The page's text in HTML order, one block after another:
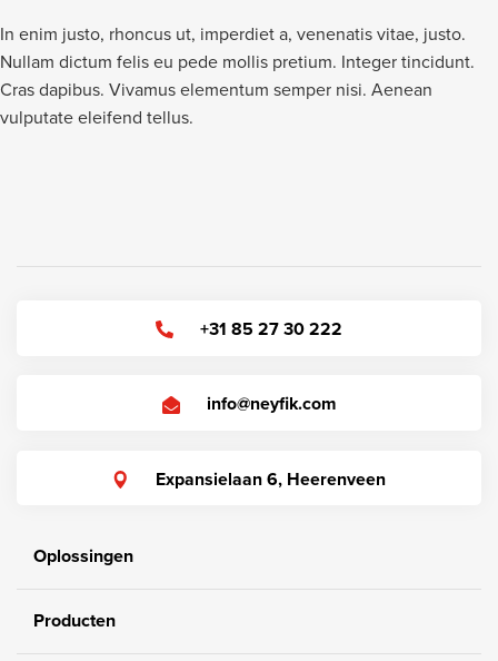
In enim justo, rhoncus ut, imperdiet a, venenatis vitae, justo.
Nullam dictum felis eu pede mollis pretium. Integer tincidunt.
Cras dapibus. Vivamus elementum semper nisi. Aenean
vulputate eleifend tellus.
+31 85 27 30 222
info@neyfik.com
Expansielaan 6, Heerenveen
Oplossingen
Producten